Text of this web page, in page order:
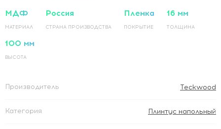
МДФ
МАТЕРИАЛ
Россия
СТРАНА ПРОИЗВОДСТВА
Пленка
ПОКРЫТИЕ
16 мм
ТОЛЩИНА
100 мм
ВЫСОТА
Производитель Teckwood
Категория Плинтус напольный